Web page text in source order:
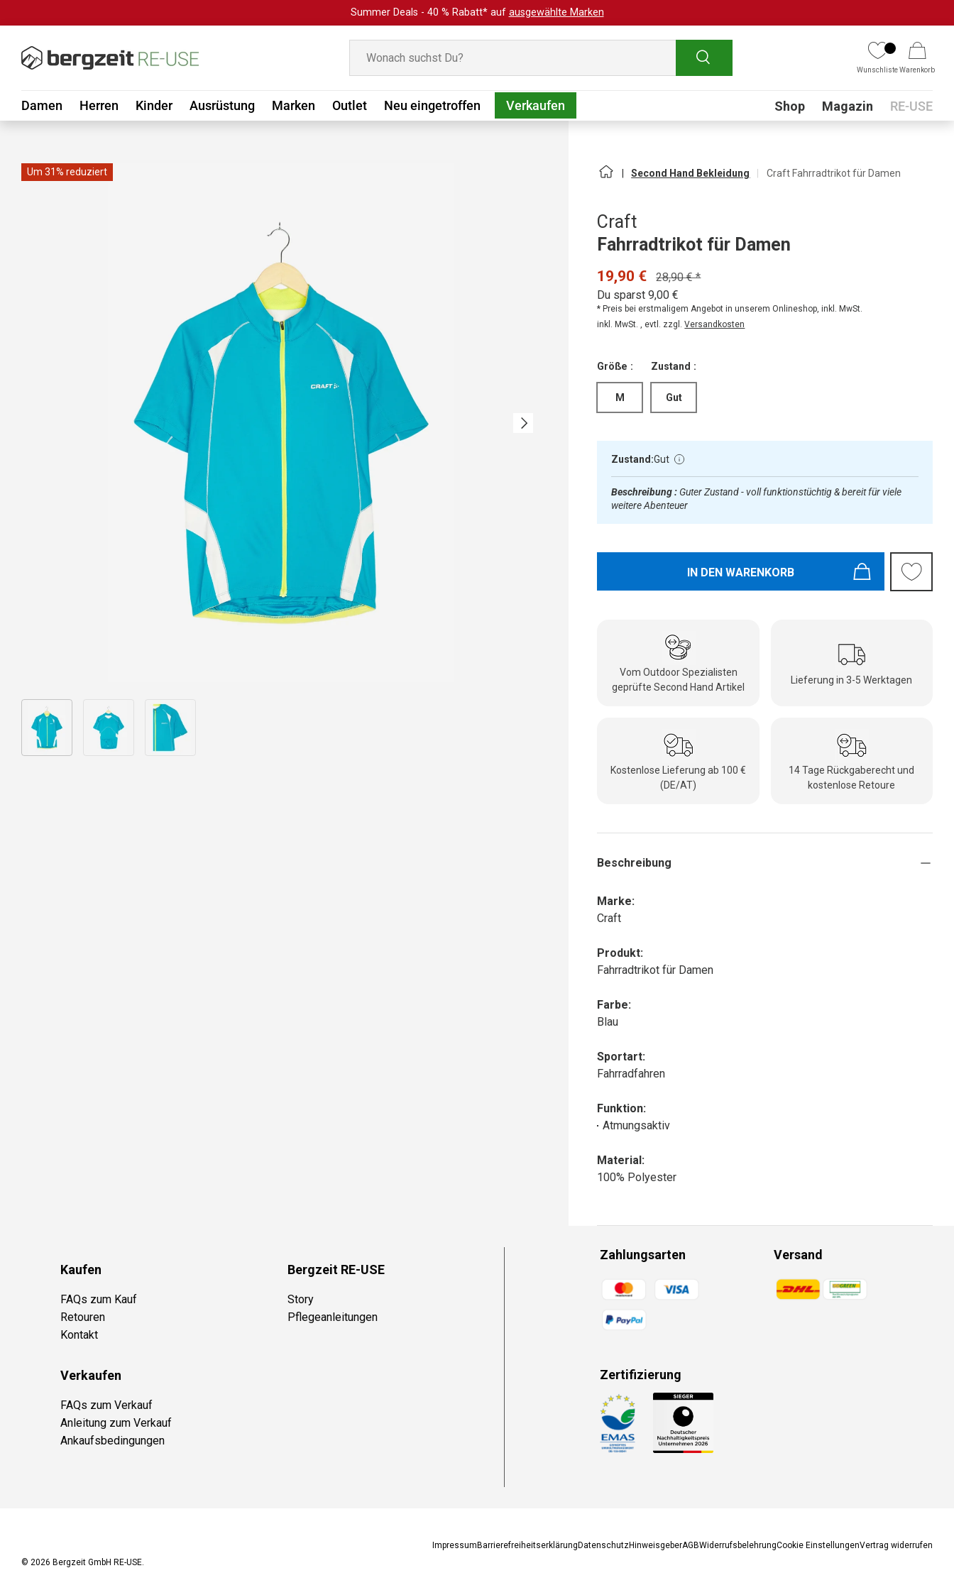
Summer Deals - 40 % Rabatt* auf ausgewählte Marken
Suchen
WunschlisteWarenkorb
Damen Herren Kinder Ausrüstung Marken Outlet Neu eingetroffen Verkaufen Submenu
Shop Magazin RE-USE
Um 31% reduziert
Nächste
Bild 1 in Galerieansicht laden
Second Hand Bekleidung Craft Fahrradtrikot für Damen
Craft
Fahrradtrikot für Damen
19,90 €
28,90 € *
Du sparst 9,00 €
* Preis bei erstmaligem Angebot in unserem Onlineshop, inkl. MwSt.
inkl. MwSt. , evtl. zzgl.Versandkosten
Größe :
M
Zustand :
Gut
Zustand:Gut
Beschreibung : Guter Zustand - voll funktionstüchtig & bereit für viele
weitere Abenteuer
IN DEN WARENKORB
Vom Outdoor Spezialisten
geprüfte Second Hand Artikel
Lieferung in 3-5 Werktagen
Kostenlose Lieferung ab 100 €
(DE/AT)
14 Tage Rückgaberecht und
kostenlose Retoure
Beschreibung
Marke:
Craft
Produkt:
Fahrradtrikot für Damen
Farbe:
Blau
Sportart:
Fahrradfahren
Funktion:
Atmungsaktiv
Material:
100% Polyester
Kaufen
FAQs zum Kauf
Retouren
Kontakt
Bergzeit RE-USE
Story
Pflegeanleitungen
Verkaufen
FAQs zum Verkauf
Anleitung zum Verkauf
Ankaufsbedingungen
Zahlungsarten
Zahlungsmethoden
Versand
Zahlungsmethoden
Zertifizierung
Zahlungsmethoden
Impressum Barrierefreiheitserklärung DatenschutzHinweisgeberAGBWiderrufsbelehrungCookie EinstellungenVertrag widerrufen
© 2026 Bergzeit GmbH RE-USE.